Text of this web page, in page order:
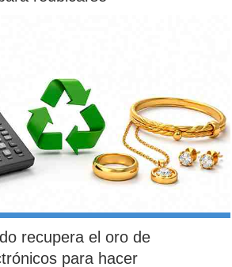
recupera el oro de
para hacer